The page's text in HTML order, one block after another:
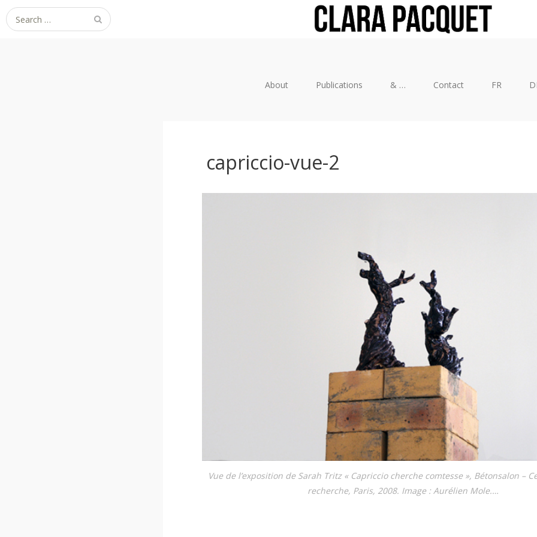
Search
for:
About Publications & … Contact FR
capriccio-vue-2
Vue de l’expo­si­tion de Sarah Tritz « Capriccio cher­che com­tesse », Bétonsalon –
recher­che, Paris, 2008. Image : Aurélien Mole.…